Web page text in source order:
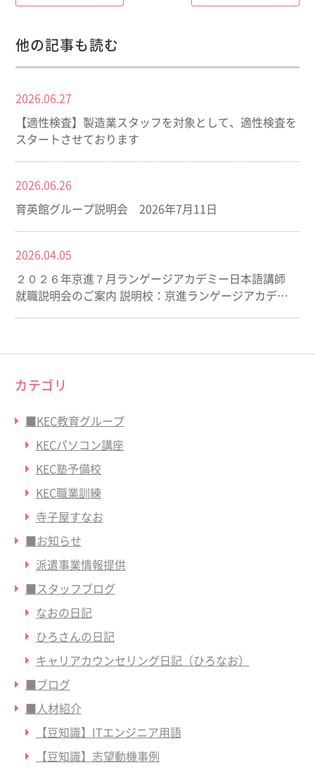
他の記事も読む
2026.06.27
【適性検査】製造業スタッフを対象として、適性検査を
スタートさせております
2026.06.26
育英館グループ説明会 2026年7月11日
2026.04.05
２０２６年京進７月ランゲージアカデミー日本語講師
就職説明会のご案内 説明校：京進ランゲージアカデミ
カテゴリ
■KEC教育グループ
KECパソコン講座
KEC塾予備校
KEC職業訓練
寺子屋すなお
■お知らせ
派遣事業情報提供
■スタッフブログ
なおの日記
ひろさんの日記
キャリアカウンセリング日記（ひろなお）
■ブログ
■人材紹介
【豆知識】ITエンジニア用語
【豆知識】志望動機事例